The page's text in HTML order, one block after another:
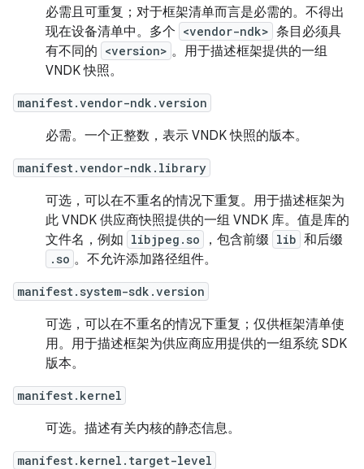
必需且可重复；对于框架清单而言是必需的。不得出
现在设备清单中。多个 <vendor-ndk> 条目必须具
有不同的 <version> 。用于描述框架提供的一组
VNDK 快照。
manifest.vendor-ndk.version
必需。一个正整数，表示 VNDK 快照的版本。
manifest.vendor-ndk.library
可选，可以在不重名的情况下重复。用于描述框架为
此 VNDK 供应商快照提供的一组 VNDK 库。值是库的
文件名，例如 libjpeg.so ，包含前缀 lib 和后缀
.so 。不允许添加路径组件。
manifest.system-sdk.version
可选，可以在不重名的情况下重复；仅供框架清单使
用。用于描述框架为供应商应用提供的一组系统 SDK
版本。
manifest.kernel
可选。描述有关内核的静态信息。
manifest.kernel.target-level